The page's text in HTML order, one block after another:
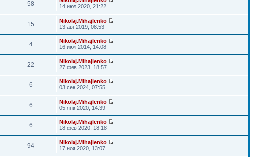
58
14 июл 2020, 21:22
15
Nikolaj.Mihajlenko
13 авг 2019, 08:53
4
Nikolaj.Mihajlenko
16 июл 2014, 14:08
22
Nikolaj.Mihajlenko
27 фев 2023, 18:57
6
Nikolaj.Mihajlenko
03 сен 2024, 07:55
6
Nikolaj.Mihajlenko
05 янв 2020, 14:39
6
Nikolaj.Mihajlenko
18 фев 2020, 18:18
94
Nikolaj.Mihajlenko
17 ноя 2020, 13:07